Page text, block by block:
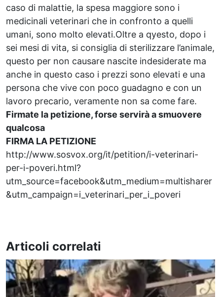
caso di malattie, la spesa maggiore sono i
medicinali veterinari che in confronto a quelli
umani, sono molto elevati.Oltre a qyesto, dopo i
sei mesi di vita, si consiglia di sterilizzare l’animale,
questo per non causare nascite indesiderate ma
anche in questo caso i prezzi sono elevati e una
persona che vive con poco guadagno e con un
lavoro precario, veramente non sa come fare.
Firmate la petizione, forse servirà a smuovere
qualcosa
FIRMA LA PETIZIONE
http://www.sosvox.org/it/petition/i-veterinari-
per-i-poveri.html?
utm_source=facebook&utm_medium=multisharer
&utm_campaign=i_veterinari_per_i_poveri
Articoli correlati